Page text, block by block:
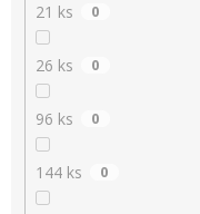
21 ks 0
26 ks 0
96 ks 0
144 ks 0